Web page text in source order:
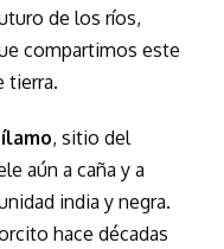
de los ríos,
compartimos este
tierra.
, sitio del
aún a caña y a
india y negra.
hace décadas